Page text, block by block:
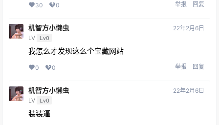
30 0 举报 回复
机智方小懒虫
LV Lv0
22年2月6日
我怎么才发现这么个宝藏网站
0 0 举报 回复
机智方小懒虫
LV Lv0
22年2月6日
装装逼